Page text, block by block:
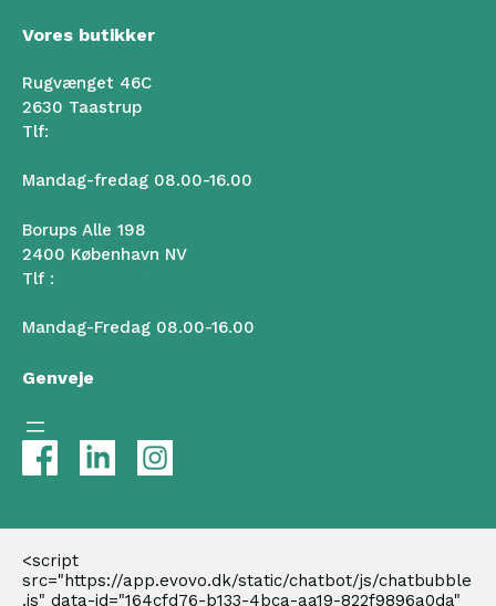
Vores butikker
Rugvænget 46C
2630 Taastrup
Tlf:
Mandag-fredag 08.00-16.00
Borups Alle 198
2400 København NV
Tlf :
Mandag-Fredag 08.00-16.00
Genveje
<script
src="https://app.evovo.dk/static/chatbot/js/chatbubble
.js" data-id="164cfd76-b133-4bca-aa19-822f9896a0da"